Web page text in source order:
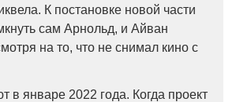
К постановке новой части
сам Арнольд, и Айван
на то, что не снимал кино с
в январе 2022 года. Когда проект